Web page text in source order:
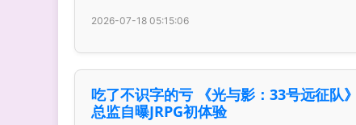
2026-07-18 05:15:06
吃了不识字的亏 《光与影：33号远征队》
总监自曝JRPG初体验